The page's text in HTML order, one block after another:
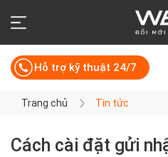
Hỗ trợ kỹ thuật 24/7
Trang chủ Tin tức
Cách cài đặt gửi